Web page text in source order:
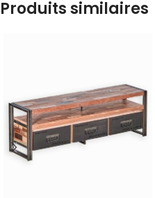
Produits similaires